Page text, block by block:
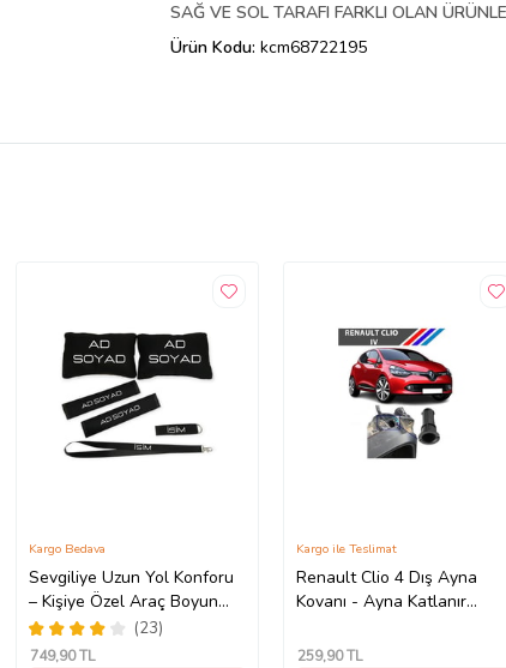
SAĞ VE SOL TARAFI FARKLI OLAN
Ürün Kodu: kcm68722195
Sevgiliye Uzun Yol Konforu
– Kişiye Özel Araç Boyun
Yastığı & Kemer Pedi Hediye
Seti
(23)
Kargo Bedava
749,90 TL
Renault Clio 4 Dış Ayna
Kovanı - Ayna Katlanır
490307706 M3625
Kargo ile Teslimat
259,90 TL